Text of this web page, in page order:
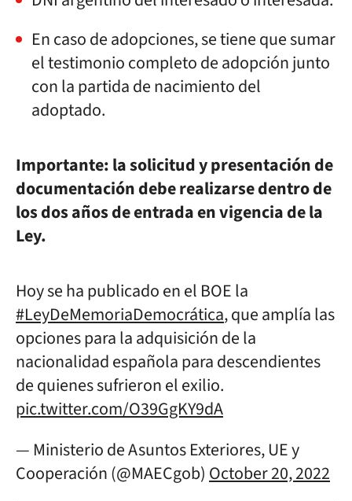
En caso de adopciones, se tiene que sumar
el testimonio completo de adopción junto
con la partida de nacimiento del
adoptado.
Importante: la solicitud y presentación de
documentación debe realizarse dentro de
los dos años de entrada en vigencia de la
Ley.
Hoy se ha publicado en el BOE la
#LeyDeMemoriaDemocrática, que amplía las
opciones para la adquisición de la
nacionalidad española para descendientes
de quienes sufrieron el exilio.
pic.twitter.com/O39GgKY9dA
— Ministerio de Asuntos Exteriores, UE y
Cooperación (@MAECgob) October 20, 2022